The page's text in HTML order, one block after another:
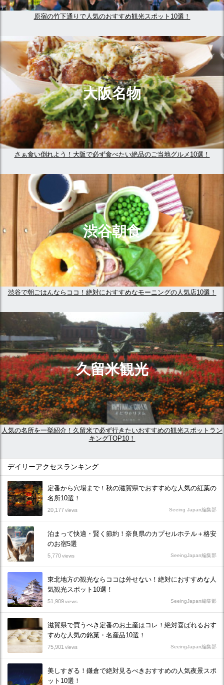
原宿の竹下通りで人気のおすすめ観光スポット10選！
大阪名物
さぁ食い倒れよう！大阪で必ず食べたい絶品のご当地グルメ10選！
渋谷朝食
渋谷で朝ごはんならココ！絶対におすすめなモーニングの人気店10選！
久留米観光
人気の名所を一挙紹介！久留米で必ず行きたいおすすめの観光スポットラン
キングTOP10！
デイリーアクセスランキング
定番から穴場まで！秋の滋賀県でおすすめな人気の紅葉の
名所10選！
20,177views Seeing Japan編集部
泊まって快適・賢く節約！奈良県のカプセルホテル＋格安
のお宿5選
5,770views SeeingJapan編集部
東北地方の観光ならココは外せない！絶対におすすめな人
気観光スポット10選！
51,909views SeeingJapan編集部
滋賀県で買うべき定番のお土産はコレ！絶対喜ばれるおす
すめな人気の銘菓・名産品10選！
75,901 views SeeingJapan編集部
美しすぎる！鎌倉で絶対見るべきおすすめの人気夜景スポ
ット10選！